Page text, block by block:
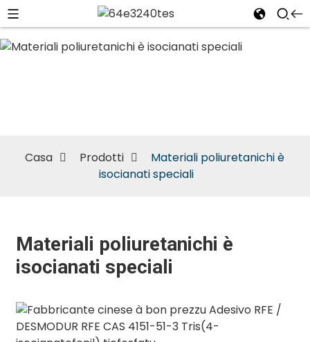
Materiali
Casa Prodotti
Materiali poliuretanichi è
isocianati speciali
Materiali poliuretanichi è
isocianati speciali